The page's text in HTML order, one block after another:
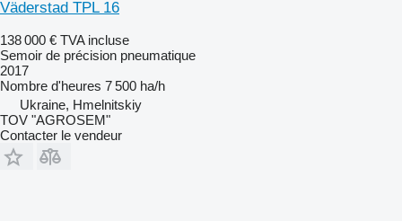
Väderstad TPL 16
138 000 € TVA incluse
Semoir de précision pneumatique
2017
Nombre d'heures 7 500 ha/h
Ukraine, Hmelnitskiy
TOV "AGROSEM"
Contacter le vendeur